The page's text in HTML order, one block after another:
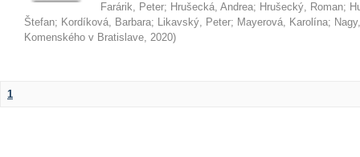
Farárik, Peter; Hrušecká, Andrea; Hrušecký, Roman;
Štefan; Kordíková, Barbara; Likavský, Peter; Mayerová, Karolína;
Komenského v Bratislave, 2020)
1